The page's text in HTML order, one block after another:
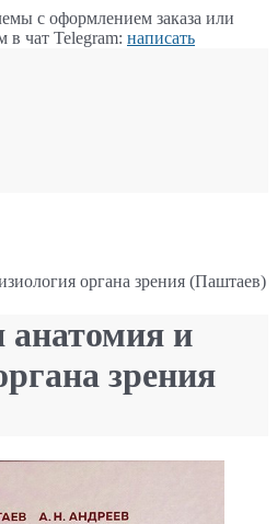
с оформлением заказа или
в чат Telegram: написать
органа зрения (Паштаев)
анатомия и
зрения